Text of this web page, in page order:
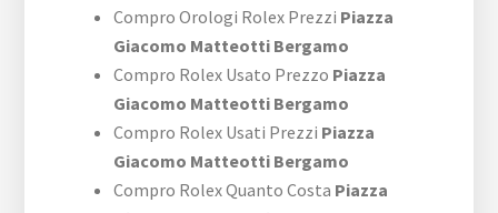
Compro Orologi Rolex Prezzi Piazza
Giacomo Matteotti Bergamo
Compro Rolex Usato Prezzo Piazza
Giacomo Matteotti Bergamo
Compro Rolex Usati Prezzi Piazza
Giacomo Matteotti Bergamo
Compro Rolex Quanto Costa Piazza